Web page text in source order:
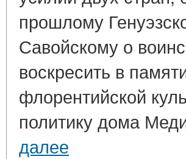
прошлому
Савойскому о
воскресить в
флорентийской
политику дома
далее